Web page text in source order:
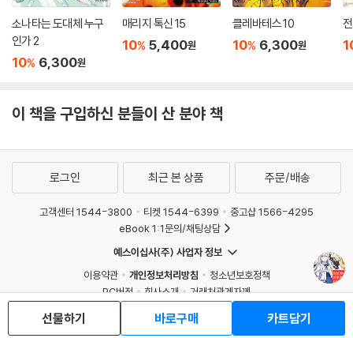
소나타는 도대체 누구
인가 2
10% 6,300원
매리지 톡신 15
10% 5,400원
클레바테스 10
10% 6,300원
이 책을 구입하신 분들이 산 분야 책
선물하기 바로구매 카트담기
로그인 최근 본 상품 주문/배송
고객센터 1544-3800 티켓 1544-6399
중고샵 1566-4295
eBook 1:1문의/채팅상담
예스이십사(주) 사업자 정보
이용약관
개인정보처리방침
청소년보호정책
PC버전
회사소개
거래처관계자께